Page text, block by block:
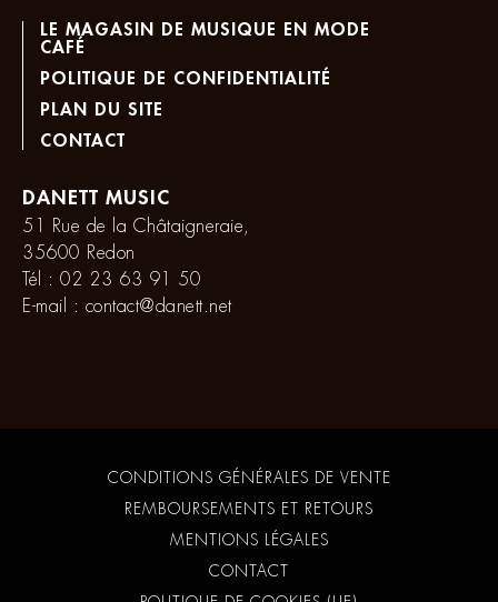
LE MAGASIN DE MUSIQUE EN MODE
CAFÉ
POLITIQUE DE CONFIDENTIALITÉ
PLAN DU SITE
CONTACT
DANETT MUSIC
51 Rue de la Châtaigneraie,
35600 Redon
Tél : 02 23 63 91 50
E-mail : contact@danett.net
CONDITIONS GÉNÉRALES DE VENTE
REMBOURSEMENTS ET RETOURS
MENTIONS LÉGALES
CONTACT